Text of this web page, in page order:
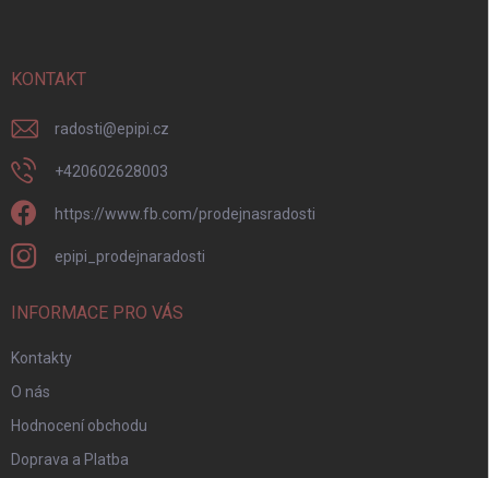
KONTAKT
radosti@epipi.cz
+420602628003
https://www.fb.com/prodejnasradosti
epipi_prodejnaradosti
INFORMACE PRO VÁS
Kontakty
O nás
Hodnocení obchodu
Doprava a Platba